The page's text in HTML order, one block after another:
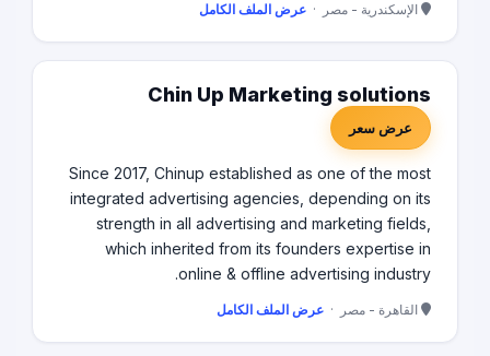
الإسكندرية - مصر · عرض الملف الكامل
Chin Up Marketing solutions
عرض سعر
Since 2017, Chinup established as one of the most
integrated advertising agencies, depending on its
strength in all advertising and marketing fields,
which inherited from its founders expertise in
online & offline advertising industry.
القاهرة - مصر · عرض الملف الكامل